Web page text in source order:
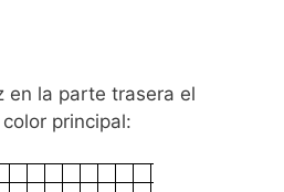
en la parte trasera el
principal: